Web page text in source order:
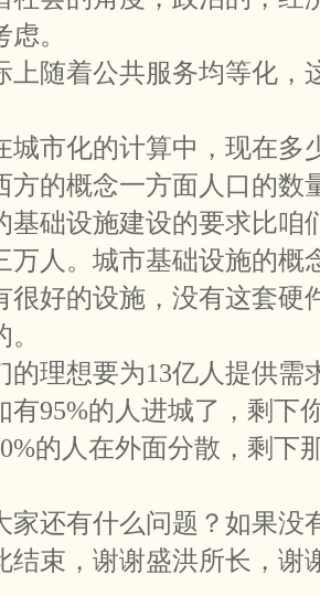
。
上随着公共服务均等化，
城市化的计算中，现在多
方的概念一方面人口的
基础设施建设的要求比咱
万人。城市基础设施的概
很好的设施，没有这套硬
的理想要为13亿人提供需
有95%的人进城了，剩下
的人在外面分散，剩下
家还有什么问题？如果没
结束，谢谢盛洪所长，谢